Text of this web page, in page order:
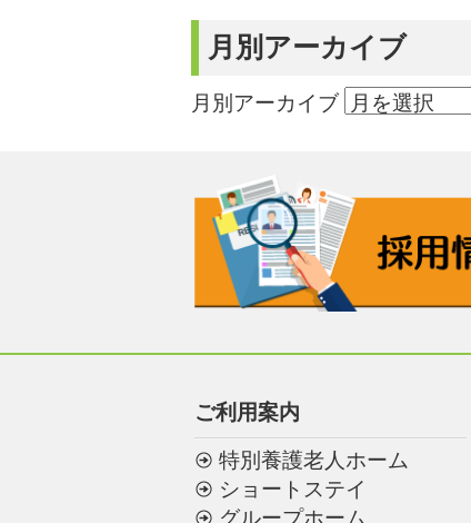
月別アーカイブ
月別アーカイブ
ご利用案内
特別養護老人ホーム
ショートステイ